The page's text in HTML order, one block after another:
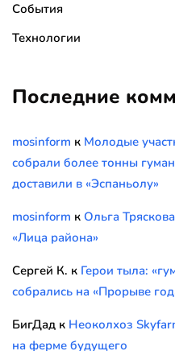
События
Технологии
Последние
mosinform к Молодые
собрали более тонны
доставили в «Эспаньолу»
mosinform к Ольга
«Лица района»
Сергей К. к Герои тыла:
собрались на «Прорыве
БигДад к Неоколхоз
на ферме будущего